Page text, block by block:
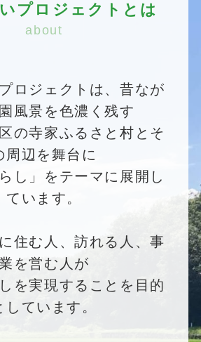
プロジェクトとは
about
ロジェクトは、昔なが
風景を色濃く残す
の寺家ふるさと村とそ
周辺を舞台に
し」をテーマに展開し
ています。
住む人、訪れる人、事
を営む人が
を実現することを目的
しています。